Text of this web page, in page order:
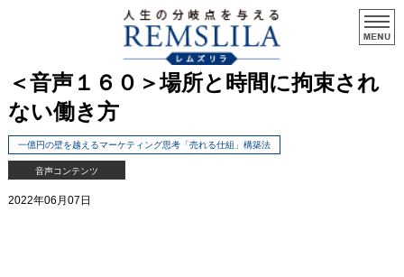
＜音声１６０＞場所と時間に拘束され
ない働き方
一億円の壁を越えるマーケティング思考「売れる仕組」構築法
音声コンテンツ
2022年06月07日